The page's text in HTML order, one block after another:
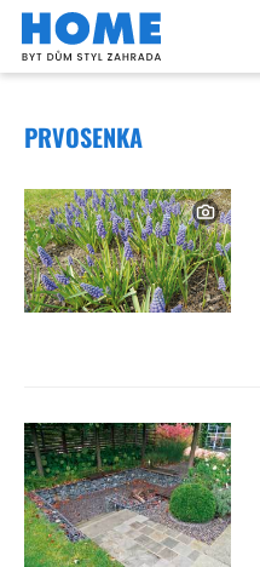
PRVOSENKA